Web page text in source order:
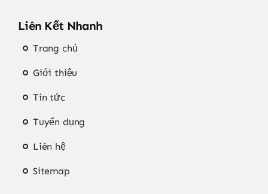
Liên Kết Nhanh
Trang chủ
Giới thiệu
Tin tức
Tuyển dụng
Liên hệ
Sitemap